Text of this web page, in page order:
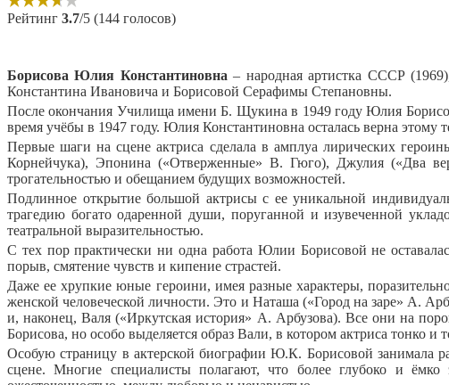
Рейтинг 3.7/5 (144 голосов)
Борисова Юлия Константиновна – народная артистка СССР
Константина Ивановича и Борисовой Серафимы Степановны.
После окончания Училища имени Б. Щукина в 1949 году Юлия
время учёбы в 1947 году. Юлия Константиновна осталась верна этому
Первые шаги на сцене актриса сделала в амплуа лирических
Корнейчука), Эпонина («Отверженные» В. Гюго), Джулия («Два
трогательностью и обещанием будущих возможностей.
Подлинное открытие большой актрисы с ее уникальной
трагедию богато одаренной души, поруганной и изувеченной
театральной выразительностью.
С тех пор практически ни одна работа Юлии Борисовой не
порыв, смятение чувств и кипение страстей.
Даже ее хрупкие юные героини, имея разные характеры,
женской человеческой личности. Это и Наташа («Город на заре» А.
и, наконец, Валя («Иркутская история» А. Арбузова). Все они на
Борисова, но особо выделяется образ Вали, в котором актриса тонко
Особую страницу в актерской биографии Ю.К. Борисовой занимала
сцене. Многие специалисты полагают, что более глубоко и